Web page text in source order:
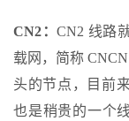
CN2：CN2 线路
载网，简称
头的节点，目前
也是稍贵的一个